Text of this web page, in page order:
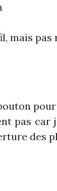
mais
pas car
des